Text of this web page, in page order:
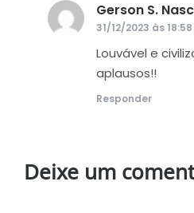
Gerson S.
31/12/2023 às 18:58
Louvável e
aplausos!!
Responder
Deixe um